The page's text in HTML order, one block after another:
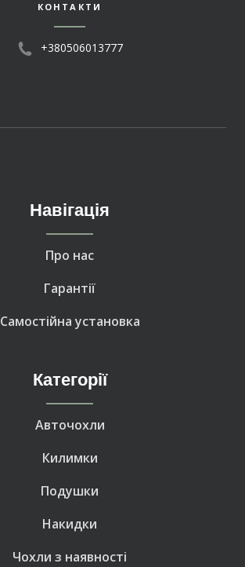
КОНТАКТИ
+380506013777
Навігація
Про нас
Гарантії
Самостійна установка
Категорії
Авточохли
Килимки
Подушки
Накидки
Чохли з наявності